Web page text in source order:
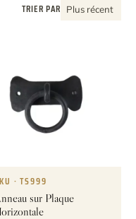
TRIER PAR Plus récent
· TS999
sur Plaque